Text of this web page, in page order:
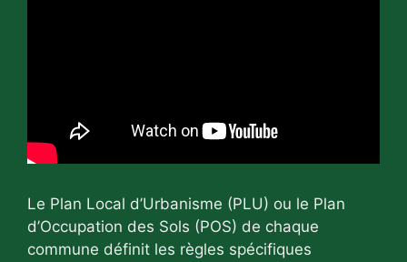
Le Plan Local d’Urbanisme (PLU) ou le Plan
d’Occupation des Sols (POS) de chaque
commune définit les règles spécifiques